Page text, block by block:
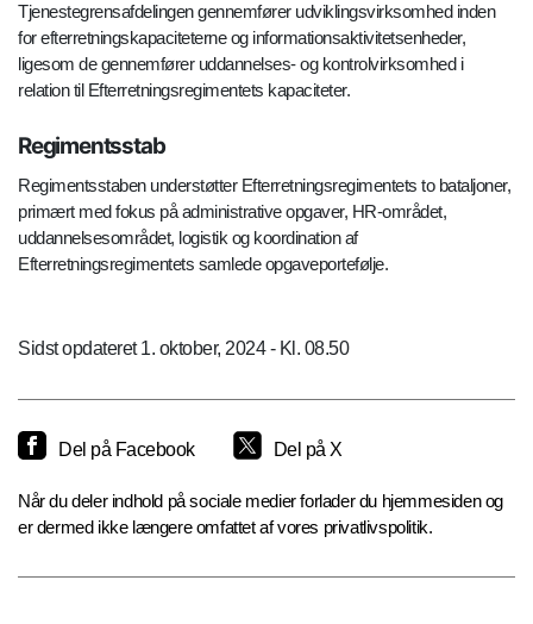
Tjenestegrensafdelingen gennemfører udviklingsvirksomhed inden
for efterretningskapaciteterne og informationsaktivitetsenheder,
ligesom de gennemfører uddannelses- og kontrolvirksomhed i
relation til Efterretningsregimentets kapaciteter.
Regimentsstab
Regimentsstaben understøtter Efterretningsregimentets to bataljoner,
primært med fokus på administrative opgaver, HR-området,
uddannelsesområdet, logistik og koordination af
Efterretningsregimentets samlede opgaveportefølje.
Sidst opdateret 1. oktober, 2024 - Kl. 08.50
Del på Facebook Del på X
Når du deler indhold på sociale medier forlader du hjemmesiden og
er dermed ikke længere omfattet af vores privatlivspolitik.